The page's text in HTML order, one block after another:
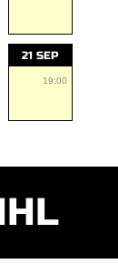
21 SEP
19:00